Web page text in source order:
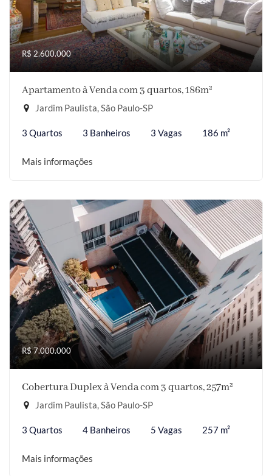
R$ 2.600.000
Apartamento à Venda com 3 quartos, 186m²
Jardim Paulista, São Paulo-SP
3 Quartos 3 Banheiros 3 Vagas 186 m²
Mais informações
R$ 7.000.000
Cobertura Duplex à Venda com 3 quartos, 257m²
Jardim Paulista, São Paulo-SP
3 Quartos 4 Banheiros 5 Vagas 257 m²
Mais informações